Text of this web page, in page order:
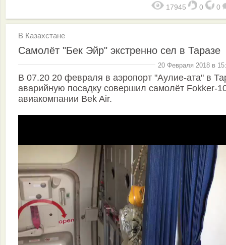
17945 0 0
В Казахстане
Самолёт "Бек Эйр" экстренно сел в Таразе
20 Февраля 2018 в
В 07.20 20 февраля в аэропорт "Аулие-ата" в
аварийную посадку совершил самолёт Fokker-
авиакомпании Bek Air.